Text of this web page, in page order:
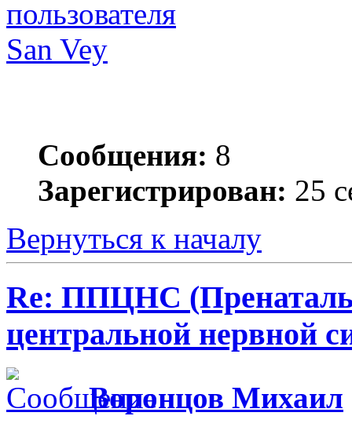
San Vey
Сообщения: 8
Зарегистрирован: 25
Вернуться к началу
Re: ППЦНС
центральной нервной
Воронцов Михаил